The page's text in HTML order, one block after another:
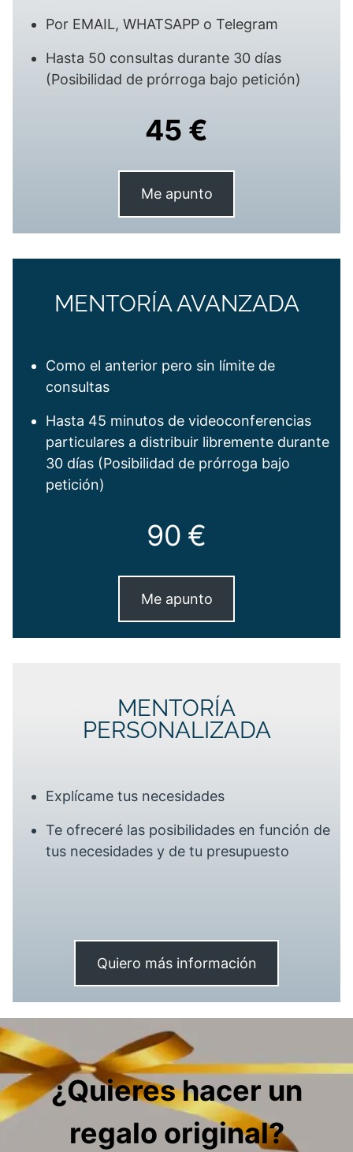
Por EMAIL, WHATSAPP o Telegram
Hasta 50 consultas durante 30 días
(Posibilidad de prórroga bajo petición)
45 €
Me apunto
MENTORÍA AVANZADA
Como el anterior pero sin límite de
consultas
Hasta 45 minutos de videoconferencias
particulares a distribuir libremente durante
30 días (Posibilidad de prórroga bajo
petición)
90 €
Me apunto
MENTORÍA
PERSONALIZADA
Explícame tus necesidades
Te ofreceré las posibilidades en función de
tus necesidades y de tu presupuesto
Quiero más información
¿Quieres hacer un
regalo original?